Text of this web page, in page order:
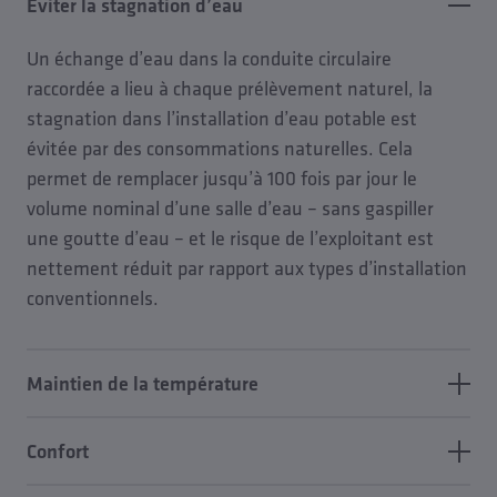
Eviter la stagnation d’eau
Un échange d’eau dans la conduite circulaire
raccordée a lieu à chaque prélèvement naturel, la
stagnation dans l’installation d’eau potable est
évitée par des consommations naturelles. Cela
permet de remplacer jusqu’à 100 fois par jour le
volume nominal d’une salle d’eau – sans gaspiller
une goutte d’eau – et le risque de l’exploitant est
nettement réduit par rapport aux types d’installation
conventionnels.
Maintien de la température
permet de réaliser efficacement le maintien prescrit
Confort